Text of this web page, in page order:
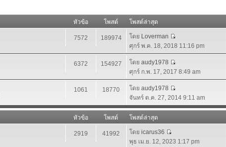
หัวข้อ โพสต์
โพสต์ล่าสุด
7572 189974 โดย Loverman
ศุกร์ พ.ค. 18, 2018 11:16 pm
6372 154927 โดย audy1978
ศุกร์ ก.พ. 17, 2017 8:49 am
1061 18770 โดย audy1978
จันทร์ ต.ค. 27, 2014 9:11 am
หัวข้อ โพสต์
โพสต์ล่าสุด
2919 41992 โดย icarus36
พุธ เม.ย. 12, 2023 1:17 pm